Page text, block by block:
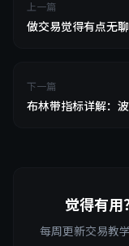
上一篇
做交易觉得有点无
下一篇
布林带指标详解：
觉得有用
每周更新交易教